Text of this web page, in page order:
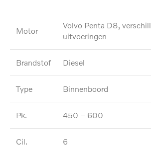
Motor
Volvo Penta D8,
uitvoeringen
Brandstof Diesel
Type Binnenboord
Pk. 450 – 600
Cil. 6